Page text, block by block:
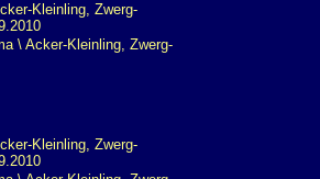
\ Acker-Kleinling, Zwerg-